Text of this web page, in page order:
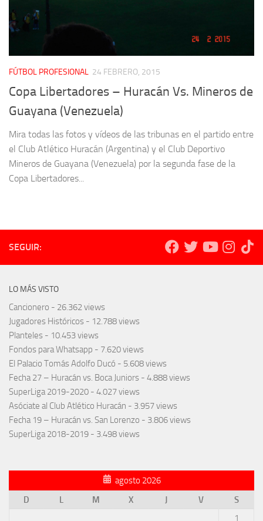
FÚTBOL PROFESIONAL 24 FEBRERO, 2015
Copa Libertadores – Huracán Vs. Mineros de
Guayana (Venezuela)
Mira todas las fotos y vídeos de las tribunas en el partido entre
el Club Atlético Huracán (Argentina) y el Club Deportivo
Mineros de Guayana (Venezuela) por la segunda fase de la
Copa Libertadores...
SEGUIR:
LO MÁS VISTO
Cancionero - 26.362 views
Jugadores Históricos - 12.788 views
Planteles - 10.453 views
Fondos para Whatsapp - 7.620 views
El Palacio Tomás Adolfo Ducó - 5.608 views
Fecha 27 – Huracán vs. Boca Juniors - 4.888 views
SuperLiga 2019-2020 - 4.027 views
Asóciate al Club Atlético Huracán - 3.957 views
Fecha 19 – Huracán vs. San Lorenzo - 3.806 views
SuperLiga 2018-2019 - 3.498 views
agosto 2026
D
L M X J V
S
1